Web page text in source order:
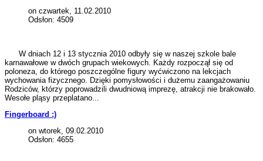
on czwartek, 11.02.2010
Odsłon: 4509
W dniach 12 i 13 stycznia 2010 odbyły się w naszej szkole bale
karnawałowe w dwóch grupach wiekowych. Każdy rozpoczął się od
poloneza, do którego poszczególne figury wyćwiczono na lekcjach
wychowania fizycznego. Dzięki pomysłowości i dużemu zaangażowaniu
Rodziców, którzy poprowadzili dwudniową imprezę, atrakcji nie brakowało.
Wesołe pląsy przeplatano...
Fingerboard :)
on wtorek, 09.02.2010
Odsłon: 4655